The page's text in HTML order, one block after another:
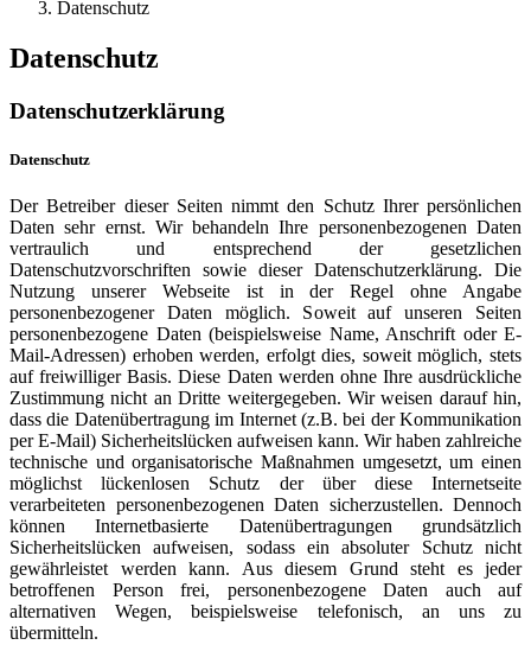
Datenschutz
Datenschutz
Datenschutzerklärung
Datenschutz
Der Betreiber dieser Seiten nimmt den Schutz Ihrer persönlichen
Daten sehr ernst. Wir behandeln Ihre personenbezogenen Daten
vertraulich und entsprechend der gesetzlichen
Datenschutzvorschriften sowie dieser Datenschutzerklärung. Die
Nutzung unserer Webseite ist in der Regel ohne Angabe
personenbezogener Daten möglich. Soweit auf unseren Seiten
personenbezogene Daten (beispielsweise Name, Anschrift oder E-
Mail-Adressen) erhoben werden, erfolgt dies, soweit möglich, stets
auf freiwilliger Basis. Diese Daten werden ohne Ihre ausdrückliche
Zustimmung nicht an Dritte weitergegeben. Wir weisen darauf hin,
dass die Datenübertragung im Internet (z.B. bei der Kommunikation
per E-Mail) Sicherheitslücken aufweisen kann. Wir haben zahlreiche
technische und organisatorische Maßnahmen umgesetzt, um einen
möglichst lückenlosen Schutz der über diese Internetseite
verarbeiteten personenbezogenen Daten sicherzustellen. Dennoch
können Internetbasierte Datenübertragungen grundsätzlich
Sicherheitslücken aufweisen, sodass ein absoluter Schutz nicht
gewährleistet werden kann. Aus diesem Grund steht es jeder
betroffenen Person frei, personenbezogene Daten auch auf
alternativen Wegen, beispielsweise telefonisch, an uns zu
übermitteln.